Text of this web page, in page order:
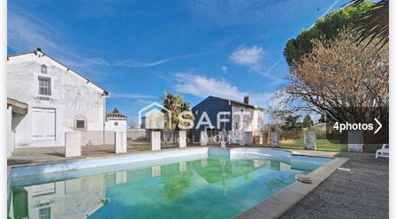
4photos